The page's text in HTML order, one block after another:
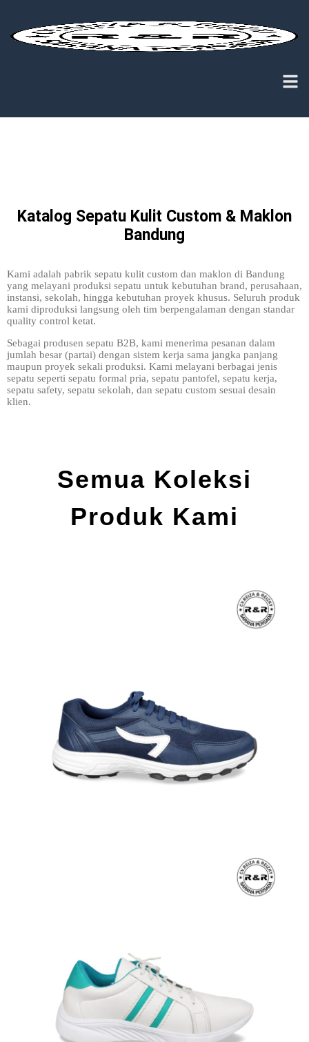
Katalog Sepatu Kulit Custom & Maklon
Bandung
Kami adalah pabrik sepatu kulit custom dan maklon di Bandung
yang melayani produksi sepatu untuk kebutuhan brand, perusahaan,
instansi, sekolah, hingga kebutuhan proyek khusus. Seluruh produk
kami diproduksi langsung oleh tim berpengalaman dengan standar
quality control ketat.
Sebagai produsen sepatu B2B, kami menerima pesanan dalam
jumlah besar (partai) dengan sistem kerja sama jangka panjang
maupun proyek sekali produksi. Kami melayani berbagai jenis
sepatu seperti sepatu formal pria, sepatu pantofel, sepatu kerja,
sepatu safety, sepatu sekolah, dan sepatu custom sesuai desain
klien.
Semua Koleksi
Produk Kami